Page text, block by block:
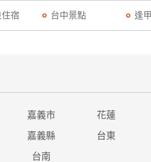
宿 台中景點 逢
嘉義市 花蓮
嘉義縣 台東
台南